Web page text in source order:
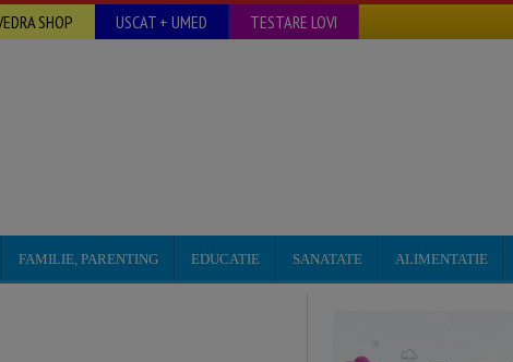
SHOP USCAT + UMED TESTARE LOVI
FAMILIE, PARENTING EDUCATIE SANATATE ALIMENTATIE